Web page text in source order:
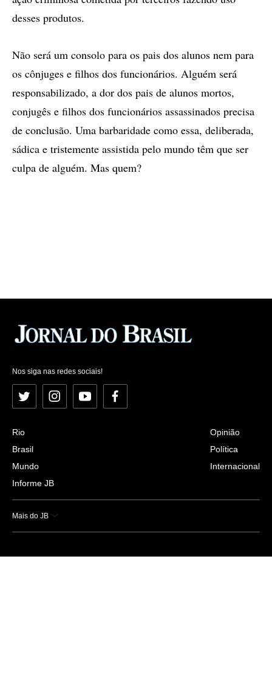
desses produtos.
Não será um consolo para os pais dos alunos nem para
os cônjuges e filhos dos funcionários. Alguém será
responsabilizado, a dor dos pais de alunos mortos,
conjugês e filhos dos funcionários assassinados precisa
de conclusão. Uma barbaridade como essa, deliberada,
sádica e tristemente assistida pelo mundo têm que ser
culpa de alguém. Mas quem?
Nos siga nas redes sociais!
Twitter InstagramYouTubeFacebook
Rio
Brasil
Mundo
Informe JB
Opinião
Política
Internacional
Mais do JB
Esportes